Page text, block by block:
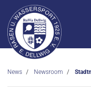
News Newsroom